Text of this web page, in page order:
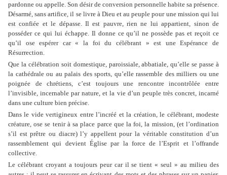
pardonne ou appelle. Son désir de conversion personnelle habite sa présence.
Désarmé, sans artifice, il se livre à Dieu et au peuple pour une mission qui lui
est confiée et le dépasse. Il est pauvre, rien ne lui appartient, sinon de
posséder ce qui lui échappe. Il donne ce qu’il ne possède pas et reçoit ce
qu’il ose espérer car « la foi du célébrant » est une Espérance de
Résurrection.
Que la célébration soit domestique, paroissiale, abbatiale, qu’elle se passe à
la cathédrale ou au palais des sports, qu’elle rassemble des milliers ou une
poignée de chrétiens, c’est toujours une rencontre incontrôlée entre
l’invisible, incernable par nature, et la vie d’un peuple très concret, incarné
dans une culture bien précise.
Dans le vide vertigineux entre l’incréé et la création, le célébrant, modeste
créature, ose se tenir à sa place parce que la foi, la mission, (et l’ordination
s’il est prêtre ou diacre) l’y appellent pour la véritable constitution d’un
rassemblement qui devient Église par la force de l’Esprit et l’offrande
collective.
Le célébrant croyant a toujours peur car il se tient « seul » au milieu des